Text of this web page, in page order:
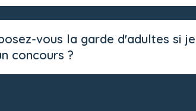
vous la garde d'adultes si
concours ?